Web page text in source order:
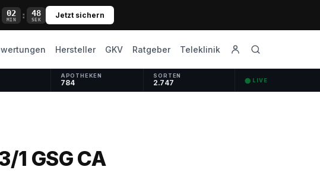
02
MIN : 47
SEK Jetzt sichern
Hersteller GKV Ratgeber Teleklinik
APOTHEKEN
784
SORTEN
2.747 ⬤ LIVE
1 GSG CA